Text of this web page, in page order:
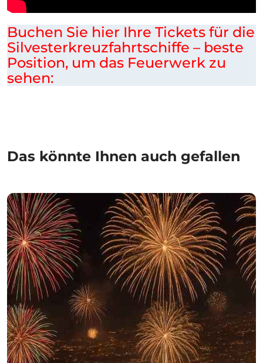
Buchen Sie hier Ihre Tickets für die
Silvesterkreuzfahrtschiffe – beste
Position, um das Feuerwerk zu
sehen:
Das könnte Ihnen auch gefallen